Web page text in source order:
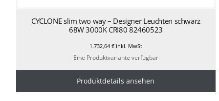
CYCLONE slim two way – Designer Leuchten schwarz
68W 3000K CRI80 82460523
1.732,64 €inkl. MwSt
Eine Produktvariante verfügbar
Produktdetails ansehen